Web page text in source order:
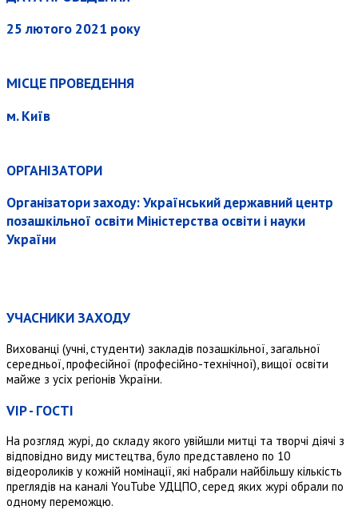
25 лютого 2021 року
МІСЦЕ ПРОВЕДЕННЯ
м. Київ
ОРГАНІЗАТОРИ
Організатори заходу: Український державний центр
позашкільної освіти Міністерства освіти і науки
України
УЧАСНИКИ ЗАХОДУ
Вихованці (учні, студенти) закладів позашкільної, загальної
середньої, професійної (професійно-технічної), вищої освіти
майже з усіх регіонів України.
VIP - ГОСТІ
На розгляд журі, до складу якого увійшли митці та творчі діячі з
відповідно виду мистецтва, було представлено по 10
відеороликів у кожній номінації, які набрали найбільшу кількість
преглядів на каналі YouTube УДЦПО, серед яких журі обрали по
одному переможцю.